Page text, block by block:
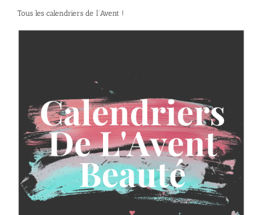
Tous les calendriers de l’Avent !